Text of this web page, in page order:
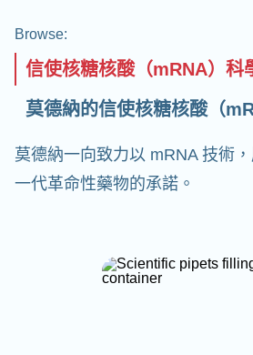
Browse:
信使核糖核酸（mRNA）科
莫德納的信使核糖核酸（
莫德納一向致力以 mRNA 技術
一代革命性藥物的承諾。